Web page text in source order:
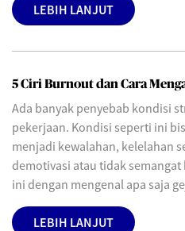
LEBIH LANJUT
5 Ciri Burnout dan Cara
Ada banyak penyebab kondisi
pekerjaan. Kondisi seperti ini
menjadi kewalahan, kelelahan
demotivasi atau tidak
ini dengan mengenal apa saja
LEBIH LANJUT